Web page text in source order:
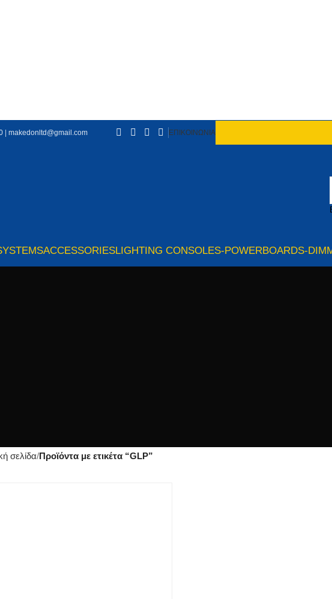
makedonltd@gmail.com ΕΠΙΚΟΙΝΩΝΙΑ
ACCESSORIESLIGHTING CONSOLES-POWERBOARDS-
σελίδα Προϊόντα με ετικέτα “GLP”